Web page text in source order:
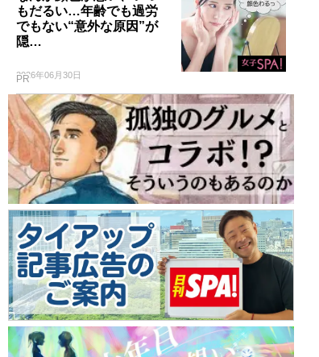
もだるい…年齢でも過労
でもない“意外な原因”が
隠…
2026年06月30日
PR